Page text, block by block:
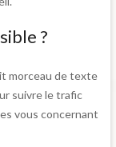
?
morceau de texte
suivre le trafic
vous concernant